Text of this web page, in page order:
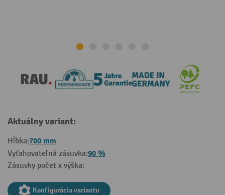
Aktuálny variant:
Hĺbka:700 mm
Vyťahovateľná zásuvka:90 %
Zásuvky počet x výška:
Konfigurácia variantu